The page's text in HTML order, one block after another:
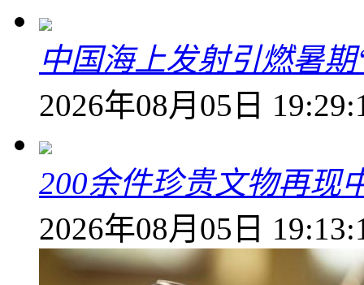
中国海上发射引燃暑
2026年08月05日
200余件珍贵文物再现
2026年08月05日